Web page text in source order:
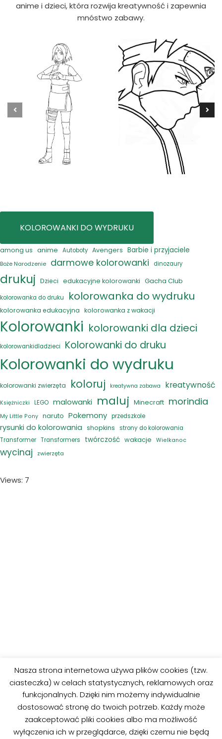
anime i dzieci, która rozwija kreatywność i zapewnia
mnóstwo zabawy.
KOLOROWANKI DO WYDRUKU
among us anime Autoboty Avengers Barbie i przyjaciele
Boże Narodzenie darmowe kolorowanki dinozaury
drukuj Dzieci edukacyjne kolorowanki Gacha Club
kolorowanka do druku kolorowanka do wydruku
kolorowanka edukacyjna kolorowanka z wakacji
Kolorowanki kolorowanki dla dzieci
kolorowankidladzieci Kolorowanki do druku
Kolorowanki do wydruku
kolorowanki zwierzęta koloruj kreatywna zabawa kreatywność
Księżniczki LEGO malowanki maluj Minecraft morindia
My Little Pony naruto Pokemony przedszkole
rysunki do kolorowania shopkins
strony do kolorowania
Transformer Transformers twórczość wakacje Wielkanoc
wycinaj zwierzęta
Views: 7
Nasza strona internetowa używa plików cookies (tzw.
ciasteczka) w celach statystycznych, reklamowych oraz
funkcjonalnych. Dzięki nim możemy indywidualnie
dostosować stronę do twoich potrzeb. Każdy może
zaakceptować pliki cookies albo ma możliwość
wyłączenia ich w przeglądarce, dzięki czemu nie będą